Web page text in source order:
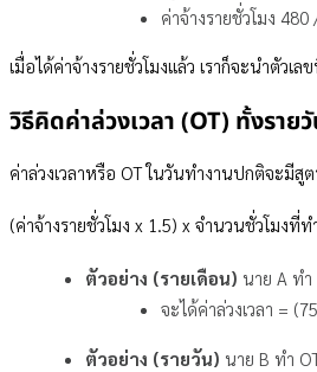
ค่าจ้างรายชั่วโมง
เมื่อได้ค่าจ้างรายชั่วโมงแล้ว เราก็จะนำตัว
วิธีคิดค่าล่วงเวลา (OT) ทั้งราย
ค่าล่วงเวลาหรือ OT ในวันทำงานปกติจะมีสู
(ค่าจ้างรายชั่วโมง x 1.5) x จำนวนชั่วโมงที่ท
ตัวอย่าง (รายเดือน) นาย A ทำ
จะได้ค่าล่วงเวลา =
ตัวอย่าง (รายวัน) นาย B ทำ